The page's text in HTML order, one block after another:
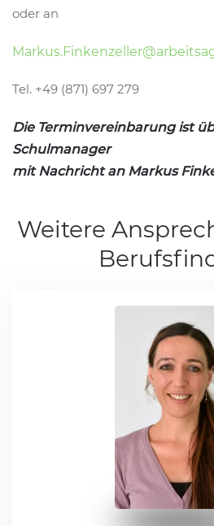
oder an
Tel. +49 (871) 697 279
Die Terminvereinbarung ist
Schulmanager
mit Nachricht an Markus
Weitere